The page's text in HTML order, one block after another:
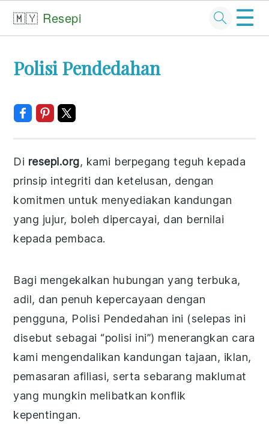
navigation
content
sidebar
🇲🇾 Resepi ☰
Polisi Pendedahan
Di resepi.org, kami berpegang teguh kepada
prinsip integriti dan ketelusan, dengan
komitmen untuk menyediakan kandungan
yang jujur, boleh dipercayai, dan bernilai
kepada pembaca.
Bagi mengekalkan hubungan yang terbuka,
adil, dan penuh kepercayaan dengan
pengguna, Polisi Pendedahan ini (selepas ini
disebut sebagai “polisi ini”) menerangkan cara
kami mengendalikan kandungan tajaan, iklan,
pemasaran afiliasi, serta sebarang maklumat
yang mungkin melibatkan konflik
kepentingan.